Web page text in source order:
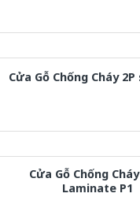
Cửa Gỗ Chống Cháy
Cửa Gỗ Chống
Laminate P1